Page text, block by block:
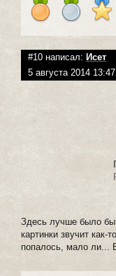
#10 написал: Исет
5 августа 2014 13:47
Здесь лучше было
картинки звучит как-
попалось, мало ли...